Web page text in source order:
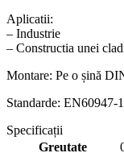
Aplicatii:
– Industrie
– Constructia unei
Montare: Pe o șină
Standarde:
Specificații
Greutate